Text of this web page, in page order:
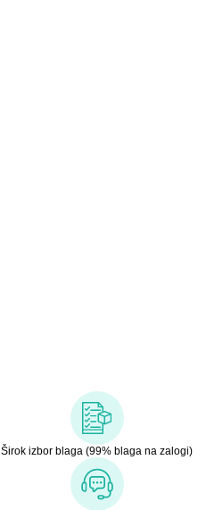
Širok izbor blaga (99% blaga na zalogi)